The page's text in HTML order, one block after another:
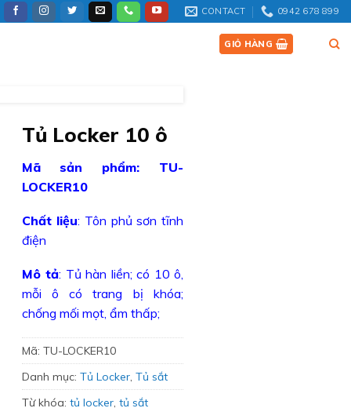
CONTACT 0942 678 899
GIỎ HÀNG
Tủ Locker 10 ô
Mã sản phẩm: TU-
LOCKER10
Chất liệu: Tôn phủ sơn tĩnh
điện
Mô tả: Tủ hàn liền; có 10 ô,
mỗi ô có trang bị khóa;
chống mối mọt, ẩm thấp;
Mã: TU-LOCKER10
Danh mục: Tủ Locker, Tủ sắt
Từ khóa: tủ locker, tủ sắt